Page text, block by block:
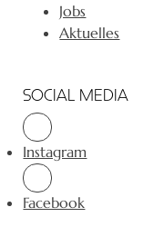
Jobs
Aktuelles
SOCIAL MEDIA
Instagram
Facebook